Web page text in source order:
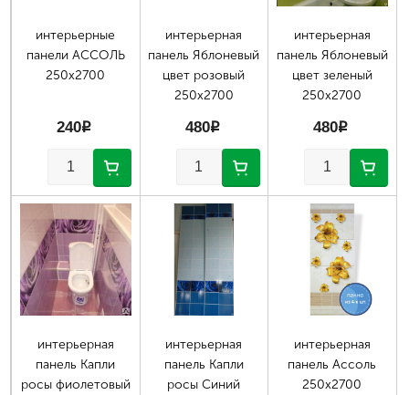
интерьерные
панели АССОЛЬ
250х2700
240p
интерьерная
панель Яблоневый
цвет розовый
250х2700
480p
интерьерная
панель Яблоневый
цвет зеленый
250х2700
480p
интерьерная
панель Капли
росы фиолетовый
интерьерная
панель Капли
росы Синий
интерьерная
панель Ассоль
250х2700
Страницы